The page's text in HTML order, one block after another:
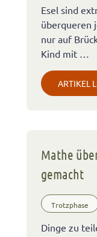
Esel sind
überqueren
nur auf
Kind mit …
ARTIKEL
Mathe
gemacht
Trotzphase
Dinge zu